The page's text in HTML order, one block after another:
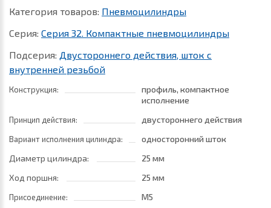
Категория товаров: Пневмоцилиндры
Серия: Серия 32. Компактные пневмоцилиндры
Подсерия: Двустороннего действия, шток с
внутренней резьбой
Конструкция:
профиль, компактное
исполнение
Принцип действия: двустороннего действия
Вариант исполнения цилиндра:
односторонний шток
Диаметр цилиндра:
25 мм
Ход поршня:
25 мм
Присоединение: M5